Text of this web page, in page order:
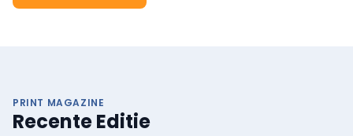
PRINT MAGAZINE
Recente Editie